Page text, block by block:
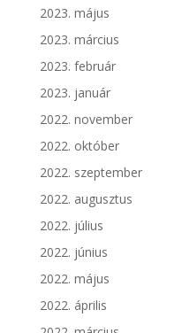
2023. május
2023. március
2023. február
2023. január
2022. november
2022. október
2022. szeptember
2022. augusztus
2022. július
2022. június
2022. május
2022. április